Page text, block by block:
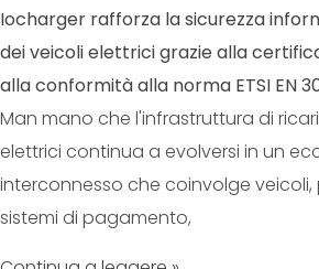
Iocharger rafforza la sicurezza
dei veicoli elettrici grazie alla
alla conformità alla norma ETSI EN
Man mano che l'infrastruttura di
elettrici continua a evolversi in un
interconnesso che coinvolge
sistemi di pagamento,